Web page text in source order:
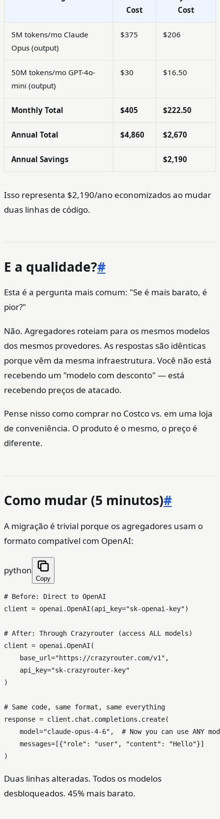
Cost
Cost
5M tokens/mo Claude
Opus (output)
$375 $206
50M tokens/mo GPT-4o-
mini (output)
$30 $16.50
Monthly Total $405 $222.50
Annual Total $4,860 $2,670
Annual Savings $2,190
Isso representa $2,190/ano economizados ao mudar
duas linhas de código.
E a qualidade?#
Esta é a pergunta mais comum: "Se é mais barato, é
pior?"
Não. Agregadores roteiam para os mesmos modelos
dos mesmos provedores. As respostas são idênticas
porque vêm da mesma infraestrutura. Você não está
recebendo um "modelo com desconto" — está
recebendo preços de atacado.
Pense nisso como comprar no Costco vs. em uma loja
de conveniência. O produto é o mesmo, o preço é
diferente.
Como mudar (5 minutos)#
A migração é trivial porque os agregadores usam o
formato compatível com OpenAI:
python
Copy
# Before: Direct to OpenAI
client = openai.OpenAI(api_key="sk-openai-key")
# After: Through Crazyrouter (access ALL models)
client = openai.OpenAI(
    base_url=
"https://crazyrouter.com/v1" ,
    api_key=
"sk-crazyrouter-key"
)
# Same code, same format, same everything
response = client.chat.completions.create(
    model=
"claude-opus-4-6" , # Now you can use ANY
    messages=[{
"role" : "user" , "content" : "Hello"}]
Duas linhas alteradas. Todos os modelos
desbloqueados. 45% mais barato.